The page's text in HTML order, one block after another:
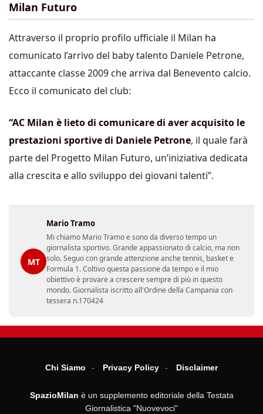
Milan Futuro
Attraverso il proprio profilo ufficiale il Milan ha
comunicato l’arrivo del baby talento Daniele Petrone,
attaccante classe 2009 che arriva dal Benevento calcio.
Ecco il comunicato del club:
“AC Milan è lieto di comunicare di aver acquisito le
prestazioni sportive di Daniele Petrone, il quale farà
parte del Progetto Milan Futuro, un’iniziativa dedicata
alla crescita e allo sviluppo dei giovani talenti”.
MT
Mario Tramo
Mi chiamo Mario Tramo e sono da diverso tempo un
giornalista sportivo. Grande appassionato di calcio, ma non
solo. Seguo con grande attenzione anche tennis, basket e
Formula 1. Coltivo questa passione da tempo e il mio
obiettivo è provare a crescere sempre di più in questo
mondo. Giornalista iscritto all'Ordine della Campania con
tessera n.170424
Chi Siamo Privacy Policy Disclaimer
SpazioMilan è un supplemento editoriale della Testata
Giornalistica "Nuovevoci"